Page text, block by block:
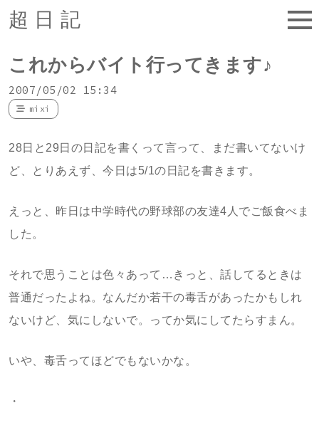
超日記
これからバイト行ってきます♪
2007/05/02 15:34
mixi
28日と29日の日記を書くって言って、まだ書いてないけ
ど、とりあえず、今日は5/1の日記を書きます。
えっと、昨日は中学時代の野球部の友達4人でご飯食べま
した。
それで思うことは色々あって…きっと、話してるときは
普通だったよね。なんだか若干の毒舌があったかもしれ
ないけど、気にしないで。ってか気にしてたらすまん。
いや、毒舌ってほどでもないかな。
・